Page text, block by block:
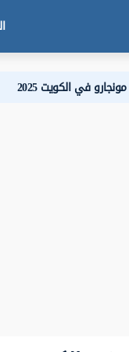
في الكويت 2025